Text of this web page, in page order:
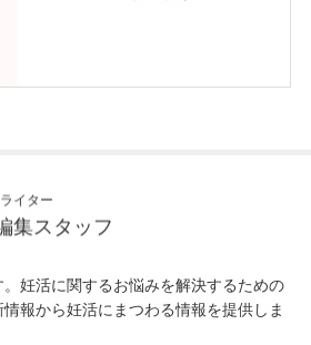
イター
集スタッフ
妊活に関するお悩みを解決するための
報から妊活にまつわる情報を提供しま